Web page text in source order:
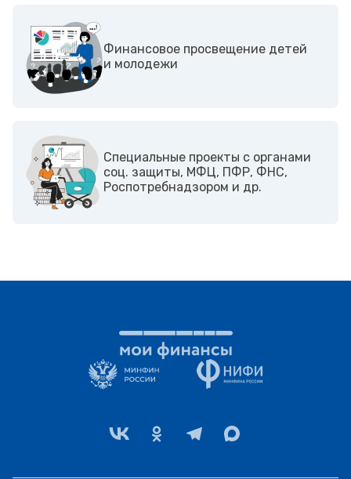
Финансовое просвещение детей
и молодежи
Cпециальные проекты с органами
соц. защиты, МФЦ, ПФР, ФНС,
Роспотребнадзором и др.